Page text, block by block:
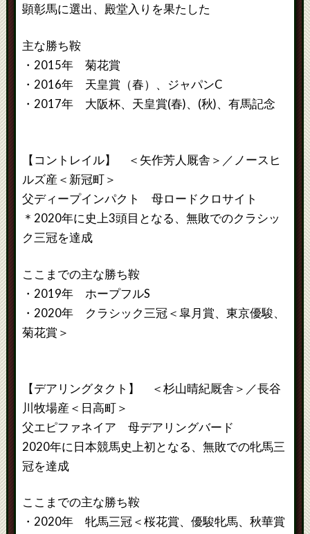
顕彰馬に選出、殿堂入りを果たした
主な勝ち鞍
・2015年 菊花賞
・2016年 天皇賞（春）、ジャパンC
・2017年 大阪杯、天皇賞(春)、(秋)、有馬記念
【コントレイル】 ＜矢作芳人厩舎＞／ノースヒ
ルズ産＜新冠町＞
父ディープインパクト 母ロードクロサイト
＊2020年に史上3頭目となる、無敗でのクラシッ
ク三冠を達成
ここまでの主な勝ち鞍
・2019年 ホープフルS
・2020年 クラシック三冠＜皐月賞、東京優駿、
菊花賞＞
【デアリングタクト】 ＜杉山晴紀厩舎＞／長谷
川牧場産＜日高町＞
父エピファネイア 母デアリングバード
2020年に日本競馬史上初となる、無敗での牝馬三
冠を達成
ここまでの主な勝ち鞍
・2020年 牝馬三冠＜桜花賞、優駿牝馬、秋華賞